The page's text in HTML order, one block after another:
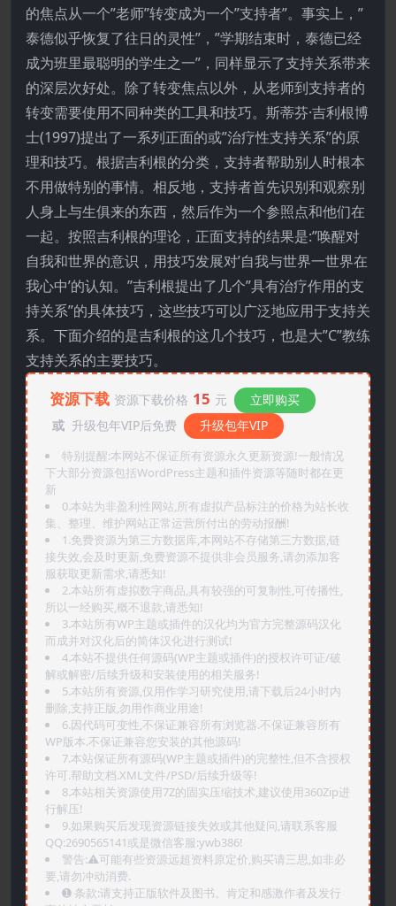
的焦点从一个”老师”转变成为一个”支持者”。事实上，”
泰德似乎恢复了往日的灵性”，”学期结束时，泰德已经
成为班里最聪明的学生之一”，同样显示了支持关系带来
的深层次好处。除了转变焦点以外，从老师到支持者的
转变需要使用不同种类的工具和技巧。斯蒂芬·吉利根博
士(1997)提出了一系列正面的或”治疗性支持关系”的原
理和技巧。根据吉利根的分类，支持者帮助别人时根本
不用做特别的事情。相反地，支持者首先识别和观察别
人身上与生俱来的东西，然后作为一个参照点和他们在
一起。按照吉利根的理论，正面支持的结果是:”唤醒对
自我和世界的意识，用技巧发展对’自我与世界一世界在
我心中’的认知。”吉利根提出了几个”具有治疗作用的支
持关系”的具体技巧，这些技巧可以广泛地应用于支持关
系。下面介绍的是吉利根的这几个技巧，也是大”C”教练
支持关系的主要技巧。
资源下载 资源下载价格 15 元
立即购买
或 升级包年VIP后免费 升级包年VIP
特别提醒:本网站不保证所有资源永久更新资源!一般情况
下大部分资源包括WordPress主题和插件资源等随时都在更
新
0.本站为非盈利性网站,所有虚拟产品标注的价格为站长收
集、整理、维护网站正常运营所付出的劳动报酬!
1.免费资源为第三方数据库,本网站不存储第三方数据,链
接失效,会及时更新,免费资源不提供非会员服务,请勿添加客
服获取更新需求,请悉知!
2.本站所有虚拟数字商品,具有较强的可复制性,可传播性,
所以一经购买,概不退款,请悉知!
3.本站所有WP主题或插件的汉化均为官方完整源码汉化
而成并对汉化后的简体汉化进行测试!
4.本站不提供任何源码(WP主题或插件)的授权许可证/破
解或解密/后续升级和安装使用的相关服务!
5.本站所有资源,仅用作学习研究使用,请下载后24小时内
删除,支持正版,勿用作商业用途!
6.因代码可变性,不保证兼容所有浏览器.不保证兼容所有
WP版本.不保证兼容您安装的其他源码!
7.本站保证所有源码(WP主题或插件)的完整性,但不含授权
许可.帮助文档.XML文件/PSD/后续升级等!
8.本站相关资源使用7Z的固实压缩技术,建议使用360Zip进
行解压!
9.如果购买后发现资源链接失效或其他疑问,请联系客服
QQ:2690565141或是微信客服:ywb386!
警告:⚠️可能有些资源远超资料原定价,购买请三思,如非必
要,请勿冲动消费.
➊️ 条款:请支持正版软件及图书。肯定和感激作者及发行